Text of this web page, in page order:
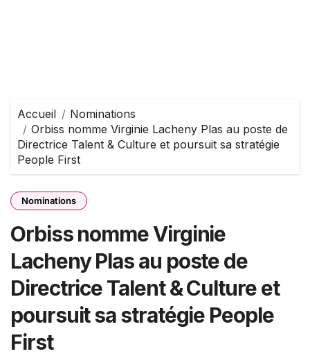
Accueil
Nominations
Orbiss nomme Virginie Lacheny Plas au poste de
Directrice Talent & Culture et poursuit sa stratégie
People First
Nominations
Orbiss nomme Virginie
Lacheny Plas au poste de
Directrice Talent & Culture et
poursuit sa stratégie People
First